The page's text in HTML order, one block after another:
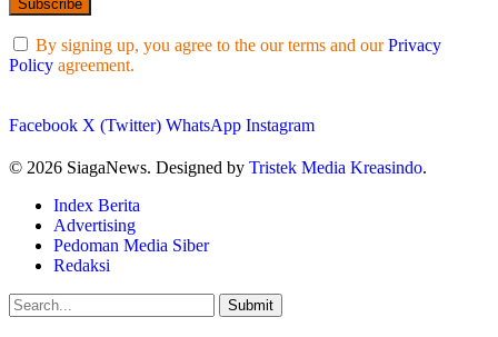
By signing up, you agree to the our terms and ourPrivacy
Policy agreement.
Facebook X (Twitter) WhatsApp Instagram
© 2026 SiagaNews. Designed by Tristek Media Kreasindo.
Index Berita
Advertising
Pedoman Media Siber
Redaksi
Submit